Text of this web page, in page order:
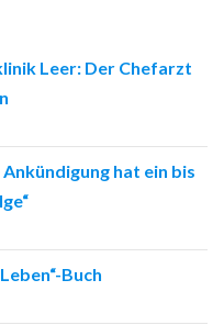
Leer: Der Chefarzt
hat ein bis
Buch